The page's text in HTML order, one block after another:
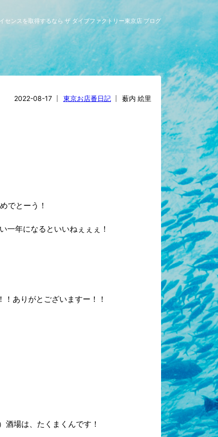
ンスを取得するなら ザ ダイブファクトリー東京店 ブログ
2022-08-17 東京お店番日記 薮内 絵里
でとーう！
一年になるといいねぇぇぇ！
ありがとございますー！！
場は、たくまくんです！